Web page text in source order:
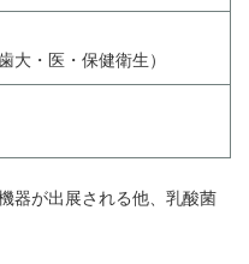
大・医・保健衛生）
器が出展される他、乳酸菌